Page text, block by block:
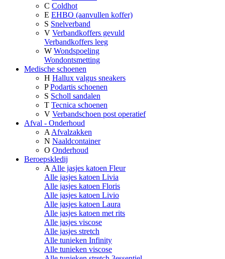
C Coldhot
E EHBO (aanvullen koffer)
S Snelverband
V Verbandkoffers gevuld
Verbandkoffers leeg
W Wondspoeling
Wondontsmetting
Medische schoenen
H Hallux valgus sneakers
P Podartis schoenen
S Scholl sandalen
T Tecnica schoenen
V Verbandschoen post operatief
Afval - Onderhoud
A Afvalzakken
N Naaldcontainer
O Onderhoud
Beroepskledij
A Alle jasjes katoen Fleur
Alle jasjes katoen Livia
Alle jasjes katoen Floris
Alle jasjes katoen Livio
Alle jasjes katoen Laura
Alle jasjes katoen met rits
Alle jasjes viscose
Alle jasjes stretch
Alle tunieken Infinity
Alle tunieken viscose